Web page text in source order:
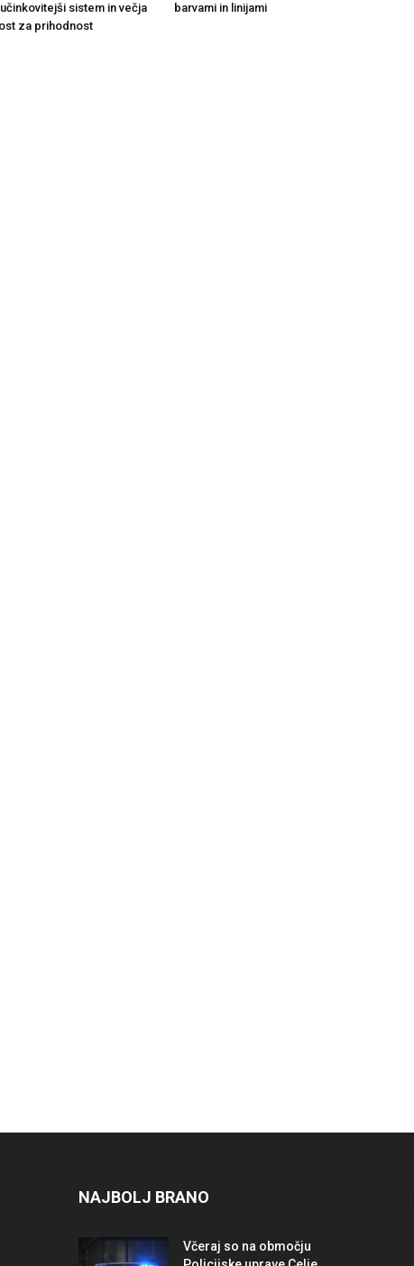
sistem in večja
za prihodnost
barvami in linijami
NAJBOLJ BRANO
Včeraj so na območju